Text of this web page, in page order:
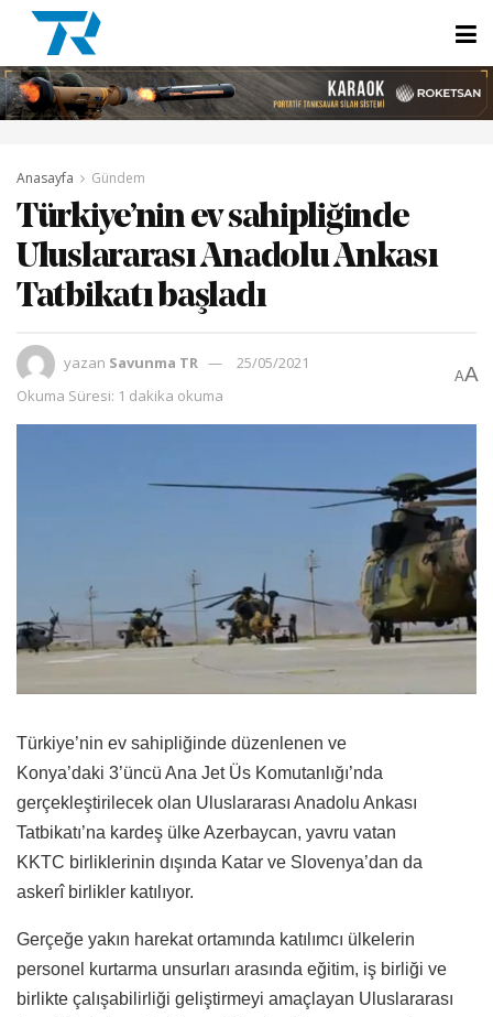
Anasayfa Gündem
Türkiye’nin ev sahipliğinde
Uluslararası Anadolu Ankası
Tatbikatı başladı
yazan Savunma TR
25/05/2021
Okuma Süresi: 1 dakika okuma
AA
Türkiye’nin ev sahipliğinde düzenlenen ve
Konya’daki 3’üncü Ana Jet Üs Komutanlığı’nda
gerçekleştirilecek olan Uluslararası Anadolu Ankası
Tatbikatı’na kardeş ülke Azerbaycan, yavru vatan
KKTC birliklerinin dışında Katar ve Slovenya’dan da
askerî birlikler katılıyor.
Gerçeğe yakın harekat ortamında katılımcı ülkelerin
personel kurtarma unsurları arasında eğitim, iş birliği ve
birlikte çalışabilirliği geliştirmeyi amaçlayan Uluslararası